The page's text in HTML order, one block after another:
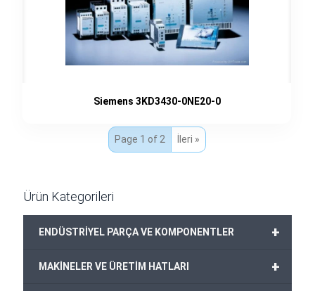
Siemens 3KD3430-0NE20-0
Page 1 of 2 İleri »
Ürün Kategorileri
+
ENDÜSTRİYEL PARÇA VE KOMPONENTLER
+
MAKİNELER VE ÜRETİM HATLARI